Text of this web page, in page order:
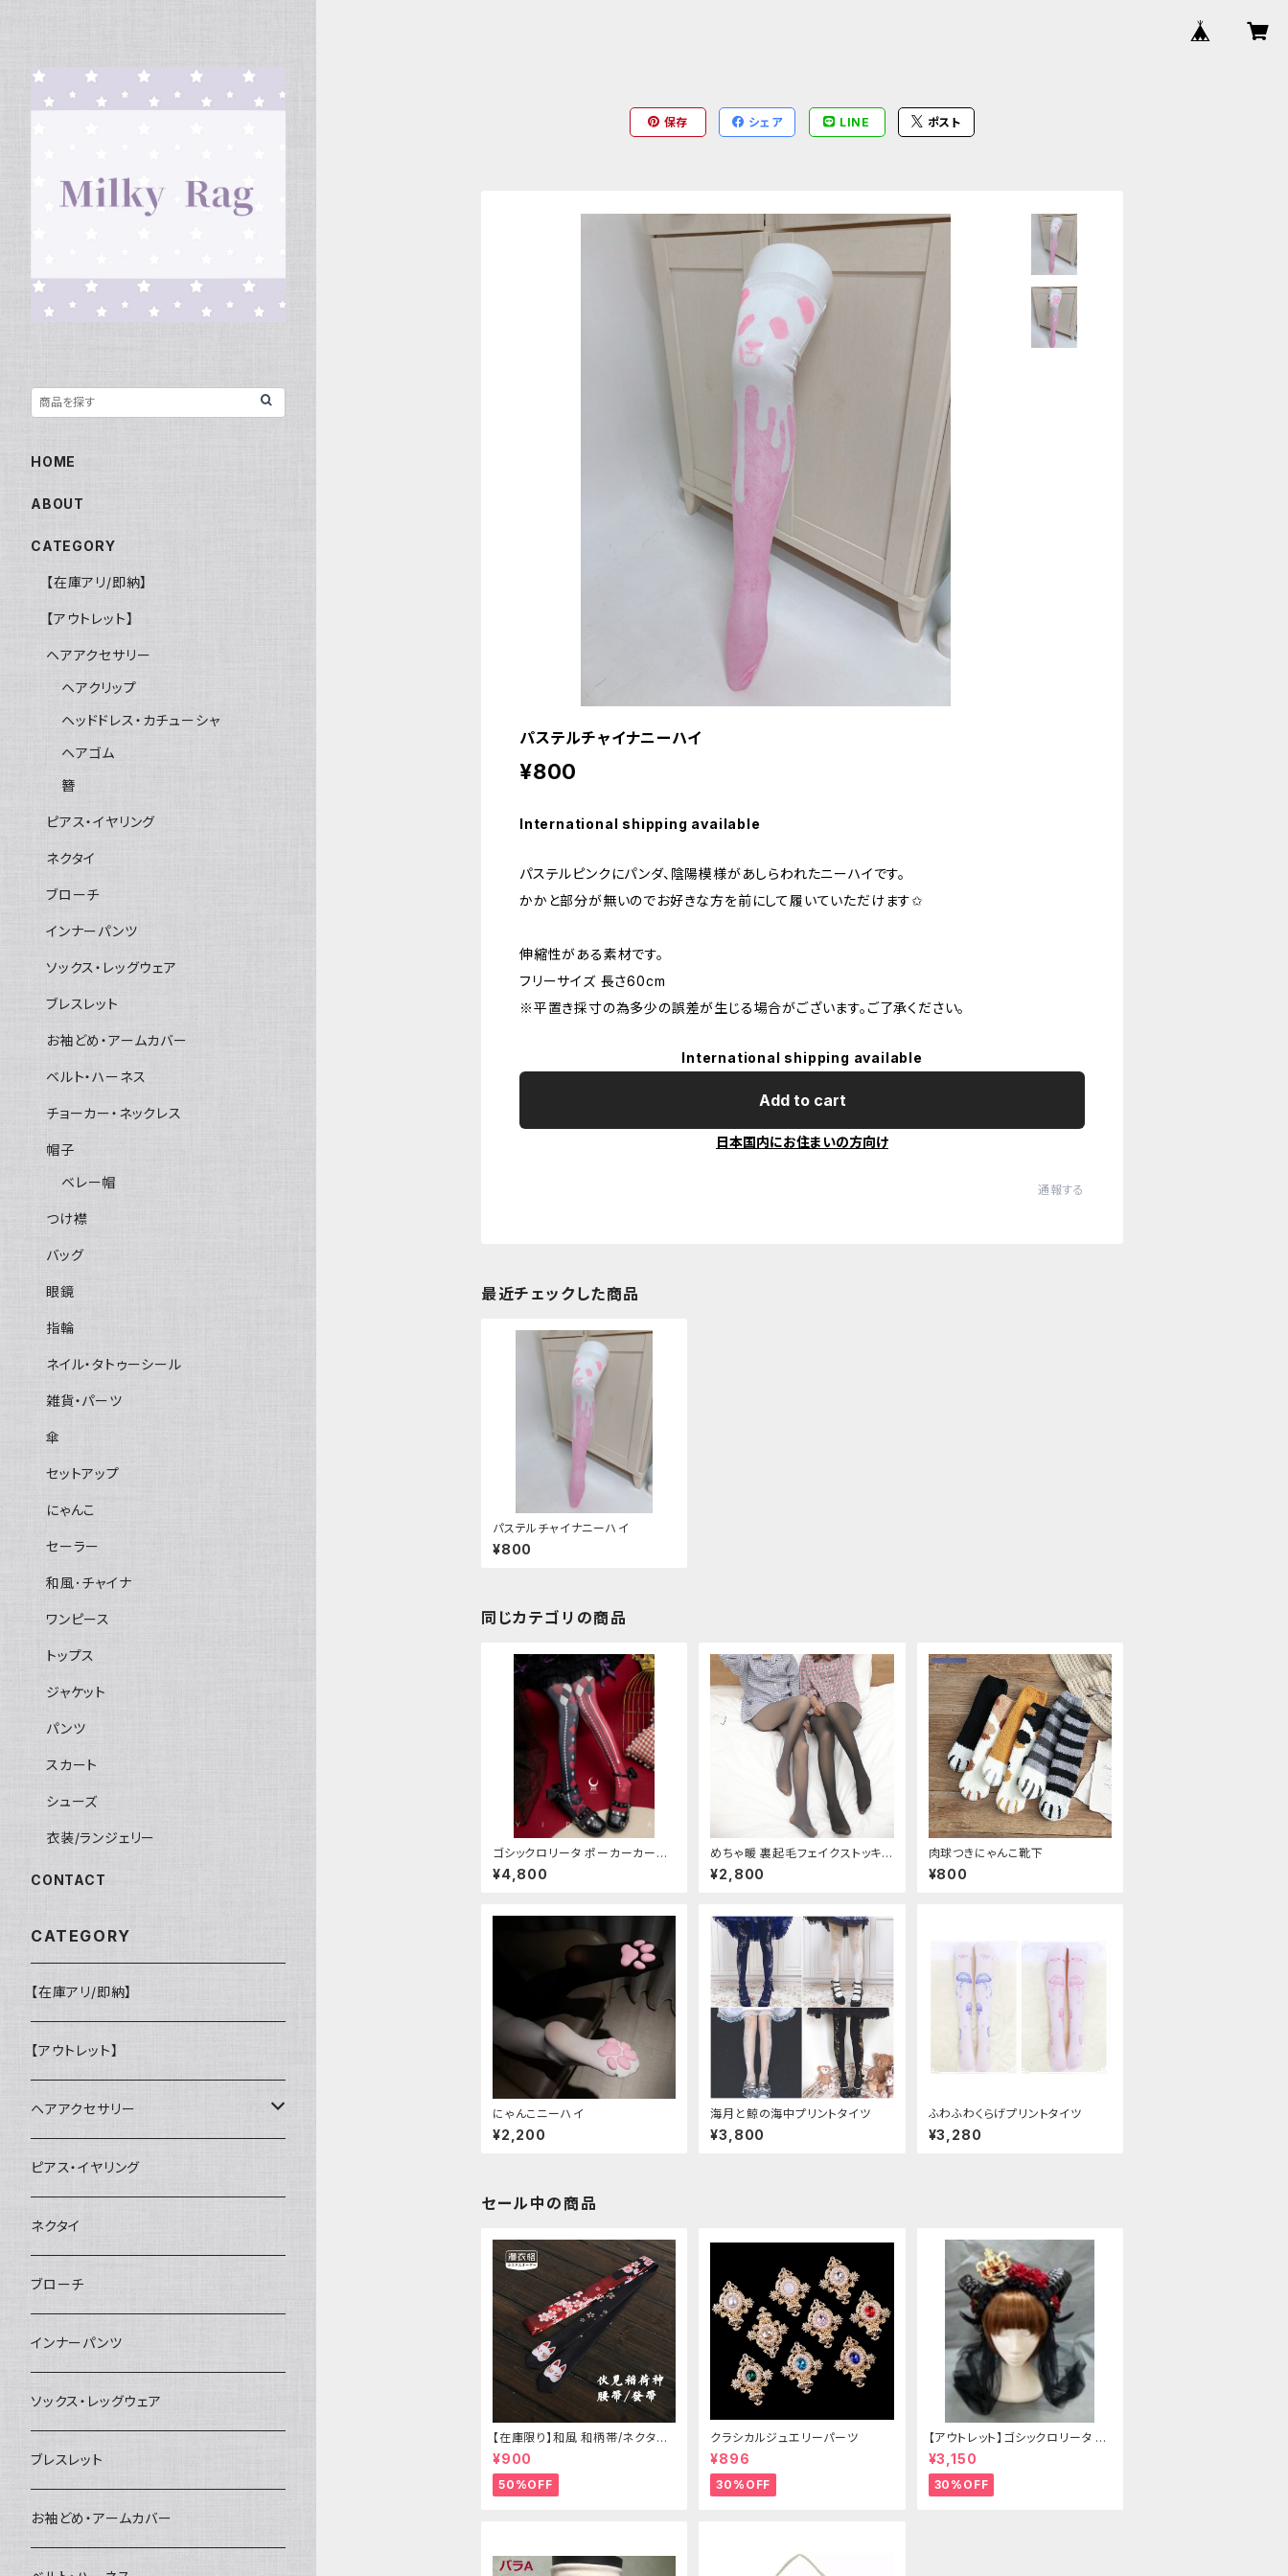
保存 シェア LINE ポスト
パステルチャイナニーハイ
¥800
International shipping available
パステルピンクにパンダ、陰陽模様があしらわれたニーハイです。
かかと部分が無いのでお好きな方を前にして履いていただけます✩
伸縮性がある素材です。
フリーサイズ 長さ60cm
※平置き採寸の為多少の誤差が生じる場合がございます。ご了承ください。
International shipping available
Add to cart
日本国内にお住まいの方向け
通報する
最近チェックした商品
パステルチャイナニーハイ
¥800
同じカテゴリの商品
ゴシックロリータ ポーカーカード
柄 プリントタイツ
¥4,800
めちゃ暖 裏起毛フェイクストッキン
グ
¥2,800
肉球つきにゃんこ靴下
¥800
にゃんこニーハイ
¥2,200
海月と鯨の海中プリントタイツ
¥3,800
ふわふわくらげプリントタイツ
¥3,280
セール中の商品
【在庫限り】和風 和柄帯/ネクタイ/
リボン（狐面/金魚
¥900
50%OFF
クラシカルジュエリーパーツ
¥896
30%OFF
【アウトレット】ゴシックロリータ ゴ
ールドクラウン＆ホーン(ヴェール
付き)
¥3,150
30%OFF
HOME
ABOUT
CATEGORY
【在庫アリ/即納】
【アウトレット】
ヘアアクセサリー
ヘアクリップ
ヘッドドレス・カチューシャ
ヘアゴム
簪
ピアス・イヤリング
ネクタイ
ブローチ
インナーパンツ
ソックス・レッグウェア
ブレスレット
お袖どめ・アームカバー
ベルト・ハーネス
チョーカー・ネックレス
帽子
ベレー帽
つけ襟
バッグ
眼鏡
指輪
ネイル・タトゥーシール
雑貨・パーツ
傘
セットアップ
にゃんこ
セーラー
和風･チャイナ
ワンピース
トップス
ジャケット
パンツ
スカート
シューズ
衣装/ランジェリー
CONTACT
CATEGORY
【在庫アリ/即納】
【アウトレット】
ヘアアクセサリー
ヘアクリップ
ヘッドドレス・カチューシャ
ヘアゴム
簪
ピアス・イヤリング
ネクタイ
ブローチ
インナーパンツ
ソックス・レッグウェア
ブレスレット
お袖どめ・アームカバー